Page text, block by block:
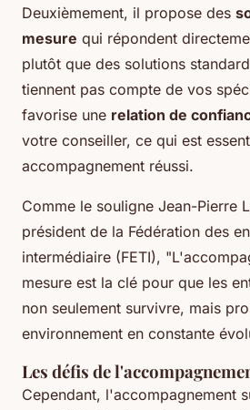
Deuxièmement, il propose des
mesure qui répondent
plutôt que des solutions
tiennent pas compte de vos
favorise une relation de
votre conseiller, ce qui est
accompagnement réussi.
Comme le souligne Jean-Pierre
président de la Fédération des
intermédiaire (FETI),
mesure est la clé pour que les
non seulement survivre, mais
environnement en constante
Les défis de
Cependant, l'accompagnement